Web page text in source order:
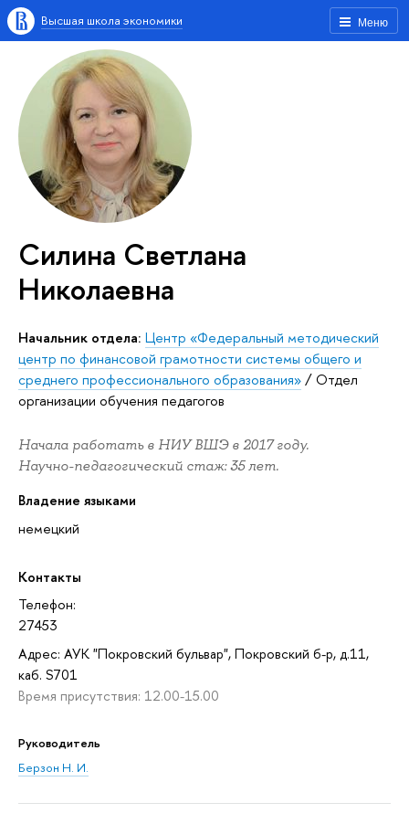
Меню
Высшая школа экономики
Силина Светлана
Николаевна
Начальник отдела: Центр «Федеральный методический
центр по финансовой грамотности системы общего и
среднего профессионального образования»/Отдел
организации обучения педагогов
Начала работать в НИУ ВШЭ в 2017 году.
Научно-педагогический стаж: 35 лет.
Владение языками
немецкий
Контакты
Телефон:
27453
Адрес: АУК "Покровский бульвар", Покровский б-р, д.11,
каб. S701
Время присутствия: 12.00-15.00
Руководитель
Берзон Н. И.